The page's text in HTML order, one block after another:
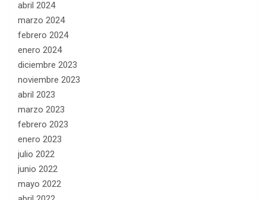
abril 2024
marzo 2024
febrero 2024
enero 2024
diciembre 2023
noviembre 2023
abril 2023
marzo 2023
febrero 2023
enero 2023
julio 2022
junio 2022
mayo 2022